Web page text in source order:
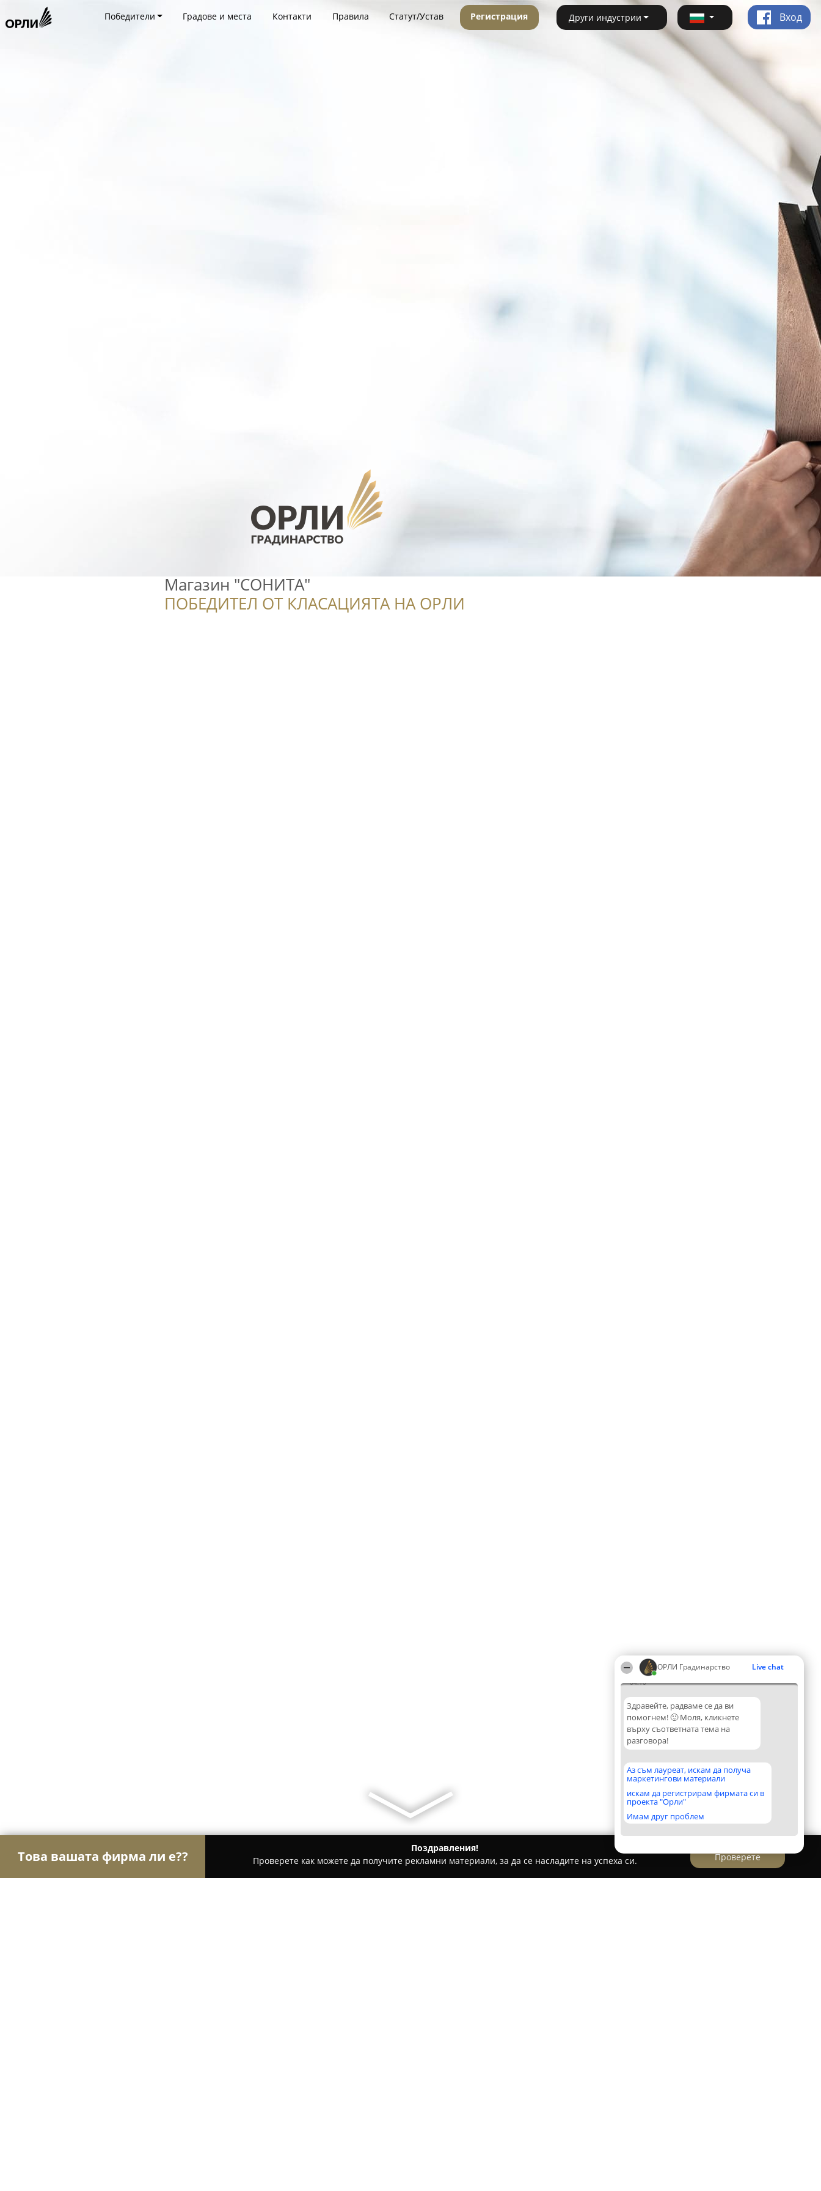
ОРЛИ Градинарство Live chat
04:10
Здравейте, радваме се да ви
помогнем! 🙂 Моля, кликнете
върху съответната тема на
разговора!
Аз съм лауреат, искам да получа
маркетингови материали
искам да регистрирам фирмата си в
проекта "Орли"
Имам друг проблем
Победители Градове и места Контакти Правила Статут/Устав Регистрация Други индустрии Вход
Магазин "СОНИТА"
ПОБЕДИТЕЛ ОТ КЛАСАЦИЯТА НА ОРЛИ
Това вашата фирма ли е??
Поздравления!
Проверете как можете да получите рекламни материали, за да се насладите на успеха си.
Проверете